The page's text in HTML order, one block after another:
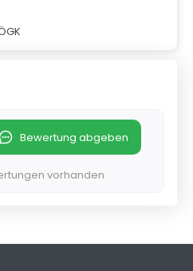
Bewertung abgeben
vorhanden